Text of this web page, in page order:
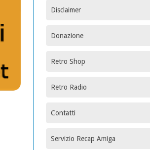
Disclaimer
Donazione
Retro Shop
Retro Radio
Contatti
Servizio Recap Amiga